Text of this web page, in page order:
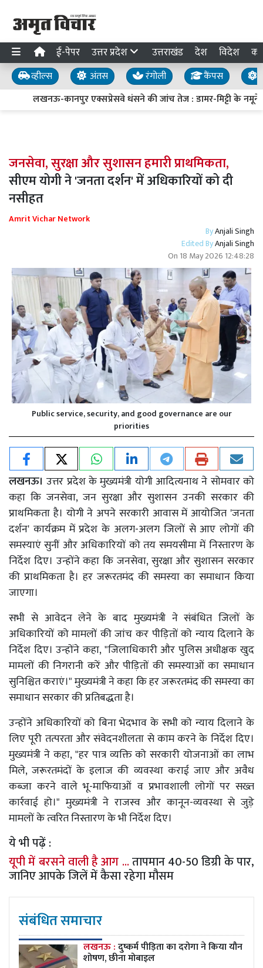
ई-पेपर उत्तर प्रदेश उत्तराखंड देश विदेश
व्हील्स अंतस रंगोली कैंपस
लखनऊ-कानपुर एक्सप्रेसवे धंसने की जांच तेज : डामर-मिट्टी के नमूने
जनसेवा, सुरक्षा और सुशासन हमारी प्राथमिकता,
सीएम योगी ने 'जनता दर्शन' में अधिकारियों को दी
नसीहत
Amrit Vichar Network
ByAnjali Singh
Edited ByAnjali Singh
On 18 May 2026 12:48:28
Public service, security, and good governance are our
priorities
लखनऊ।उत्तर प्रदेश के मुख्यमंत्री योगी आदित्यनाथ ने सोमवार को
कहा कि जनसेवा, जन सुरक्षा और सुशासन उनकी सरकार की
प्राथमिकता है। योगी ने अपने सरकारी आवास में आयोजित 'जनता
दर्शन' कार्यक्रम में प्रदेश के अलग-अलग जिलों से आए लोगों की
समस्याएं सुनीं और अधिकारियों को तय समयसीमा में निस्तारण के
निर्देश दिए। उन्होंने कहा कि जनसेवा, सुरक्षा और सुशासन सरकार
की प्राथमिकता है। हर जरूरतमंद की समस्या का समाधान किया
जाएगा।
सभी से आवेदन लेने के बाद मुख्यमंत्री ने संबंधित जिलों के
अधिकारियों को मामलों की जांच कर पीड़ितों को न्याय दिलाने के
निर्देश दिए। उन्होंने कहा, "जिलाधिकारी और पुलिस अधीक्षक खुद
मामलों की निगरानी करें और पीड़ितों की समस्याओं का समाधान
सुनिश्चित कराएं।" मुख्यमंत्री ने कहा कि हर जरूरतमंद की समस्या का
समाधान सरकार की प्रतिबद्धता है।
उन्होंने अधिकारियों को बिना भेदभाव के सभी को न्याय दिलाने के
लिए पूरी तत्परता और संवेदनशीलता से काम करने के निर्देश दिए।
मुख्यमंत्री ने कहा, "हर पात्र व्यक्ति को सरकारी योजनाओं का लाभ
मिले, जरूरतमंदों के इलाज की व्यवस्था कराई जाए और अवैध
कब्जा करने वाले भू-माफियाओं व प्रभावशाली लोगों पर सख्त
कार्रवाई हो।" मुख्यमंत्री ने राजस्व और कानून-व्यवस्था से जुड़े
मामलों के त्वरित निस्तारण के भी निर्देश दिए।
ये भी पढ़ें :
यूपी में बरसने वाली है आग ...तापमान 40-50 डिग्री के पार,
जानिए आपके जिलें में कैसा रहेगा मौसम
संबंधित समाचार
लखनऊ :दुष्कर्म पीड़िता का दरोगा ने किया यौन
शोषण, छीना मोबाइल